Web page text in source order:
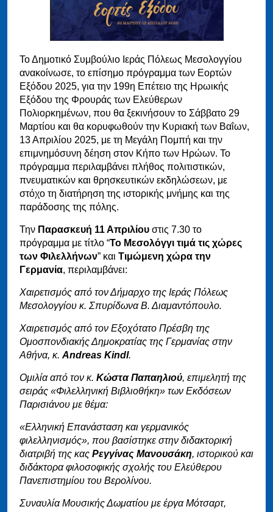
Το Δημοτικό Συμβούλιο Ιεράς Πόλεως Μεσολογγίου
ανακοίνωσε, το επίσημο πρόγραμμα των Εορτών
Εξόδου 2025, για την 199η Επέτειο της Ηρωικής
Εξόδου της Φρουράς των Ελεύθερων
Πολιορκημένων, που θα ξεκινήσουν το Σάββατο 29
Μαρτίου και θα κορυφωθούν την Κυριακή των Βαΐων,
13 Απριλίου 2025, με τη Μεγάλη Πομπή και την
επιμνημόσυνη δέηση στον Κήπο των Ηρώων. Το
πρόγραμμα περιλαμβάνει πλήθος πολιτιστικών,
πνευματικών και θρησκευτικών εκδηλώσεων, με
στόχο τη διατήρηση της ιστορικής μνήμης και της
παράδοσης της πόλης.
Την Παρασκευή 11 Απριλίου στις 7.30 το
πρόγραμμα με τίτλο “Το Μεσολόγγι τιμά τις χώρες
των Φιλελλήνων” και Τιμώμενη χώρα την
Γερμανία, περιλαμβάνει:
Χαιρετισμός από τον Δήμαρχο της Ιεράς Πόλεως
Μεσολογγίου κ. Σπυρίδωνα Β. Διαμαντόπουλο.
Χαιρετισμός από τον Εξοχότατο Πρέσβη της
Ομοσπονδιακής Δημοκρατίας της Γερμανίας στην
Αθήνα, κ. Andreas Kindl.
Ομιλία από τον κ. Κώστα Παπαηλιού, επιμελητή της
σειράς «Φιλελληνική Βιβλιοθήκη» των Εκδόσεων
Παρισιάνου με θέμα:
«Ελληνική Επανάσταση και γερμανικός
φιλελληνισμός», που βασίστηκε στην διδακτορική
διατριβή της κας Ρεγγίνας Μανουσάκη, ιστορικού και
διδάκτορα φιλοσοφικής σχολής του Ελεύθερου
Πανεπιστημίου του Βερολίνου.
Συναυλία Μουσικής Δωματίου με έργα Μότσαρτ,